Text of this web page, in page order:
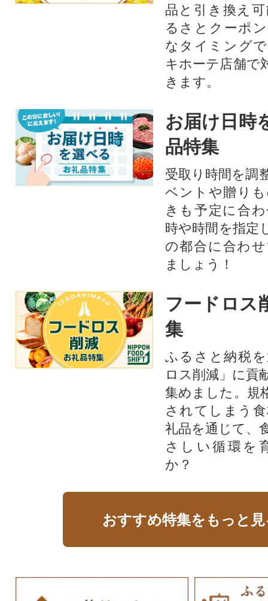
品と引き換え
るさとクーポ
なタイミング
キホーテ店舗で
きます。
お届け日時
品特集
受取り時間を調
ベントや贈り
きも予定に合
時や時間を指定
の都合に合わ
ましょう！
フードロス
集
ふるさと納税
ロス削減」に貢
集めました。規
されてしまう
礼品を通じて、
さしい循環を
か？​
おすすめ特集をもっと